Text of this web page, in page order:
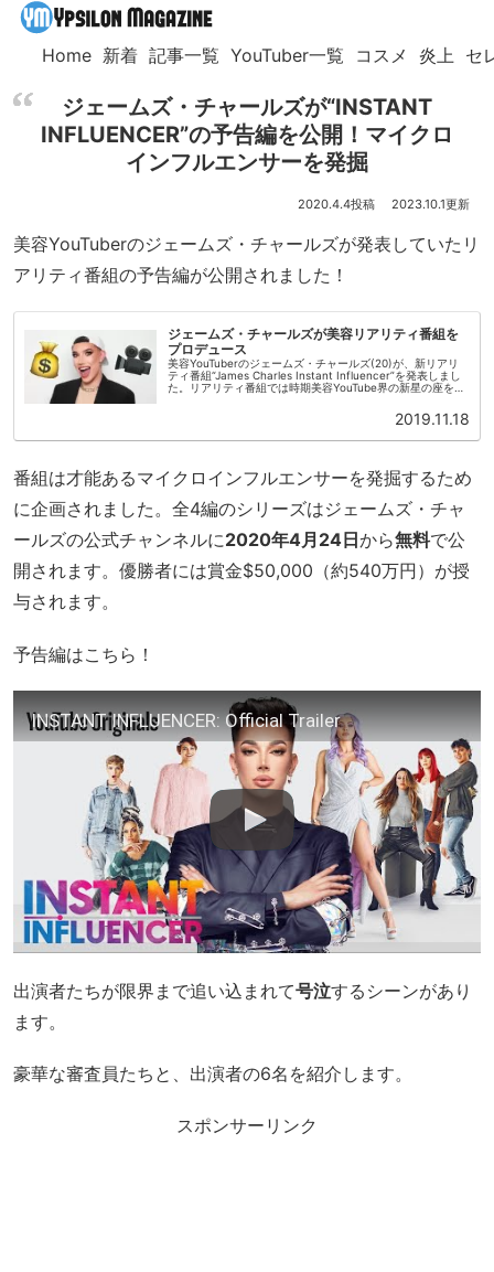
Home 新着 記事一覧 YouTuber一覧 コスメ 炎上 セ
ジェームズ・チャールズが“INSTANT
INFLUENCER”の予告編を公開！マイクロ
インフルエンサーを発掘
2020.4.4 2023.10.1
美容YouTuberのジェームズ・チャールズが発表していたリ
アリティ番組の予告編が公開されました！
ジェームズ・チャールズが美容リアリティ番組を
プロデュース
美容YouTuberのジェームズ・チャールズ(20)が、新リアリ
ティ番組“James Charles Instant Influencer”を発表しまし
た。リアリティ番組では時期美容YouTube界の新星の座をか
2019.11.18
番組は才能あるマイクロインフルエンサーを発掘するため
に企画されました。全4編のシリーズはジェームズ・チャ
ールズの公式チャンネルに2020年4月24日から無料で公
開されます。優勝者には賞金$50,000（約540万円）が授
与されます。
予告編はこちら！
INSTANT INFLUENCER: Official Trailer
出演者たちが限界まで追い込まれて号泣するシーンがあり
ます。
豪華な審査員たちと、出演者の6名を紹介します。
スポンサーリンク